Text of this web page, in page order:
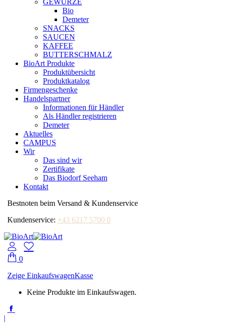
GEWÜRZE
Bio
Demeter
SNACKS
SAUCEN
KAFFEE
BUTTERSCHMALZ
BioArt Produkte
Produktübersicht
Produktkatalog
Firmengeschenke
Handelspartner
Informationen für Händler
Als Händler registrieren
Demeter
Aktuelles
CAMPUS
Wir
Das sind wir
Zertifikate
Das Biodorf Seeham
Kontakt
Bestnoten beim Versand & Kundenservice
Kundenservice: +43 6217 5700 0
0
Zeige EinkaufswagenKasse
Keine Produkte im Einkaufswagen.
|